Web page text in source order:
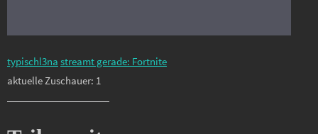
typischl3na streamt gerade: Fortnite
aktuelle Zuschauer: 1